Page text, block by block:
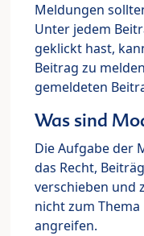
Meldungen
Unter jedem
geklickt hast,
Beitrag zu
gemeldeten
Was sind
Die Aufgabe der
das Recht,
verschieben und
nicht zum
angreifen.